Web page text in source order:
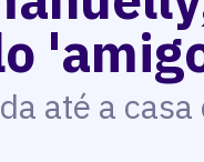
até a